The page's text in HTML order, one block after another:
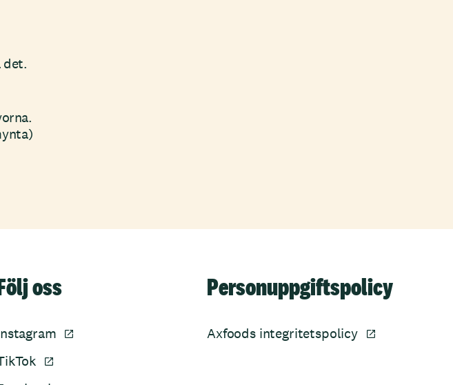
det.
oss Personuppgiftspolicy
Axfoods integritetspolicy